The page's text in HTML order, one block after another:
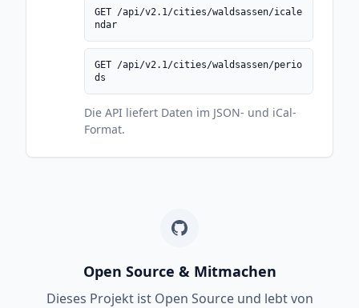
GET /api/v2.1/cities/waldsassen/icale
ndar
GET /api/v2.1/cities/waldsassen/perio
ds
Die API liefert Daten im JSON- und iCal-
Format.
Open Source & Mitmachen
Dieses Projekt ist Open Source und lebt von